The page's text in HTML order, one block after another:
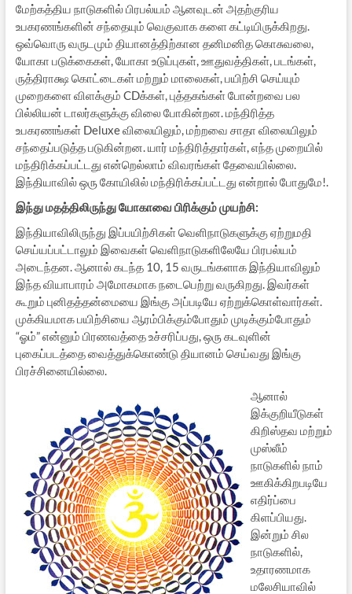
மேற்கத்திய நாடுகளில் பிரபல்யம் ஆனவுடன் அதற்குரிய
உபகரணங்களின் சந்தையும் வெகுவாக களை கட்டியிருக்கிறது.
ஒவ்வொரு வருடமும் தியானத்திற்கான தனிமனித கொசுவலை,
யோகா படுக்கைகள், யோகா உடுப்புகள், ஊதுவத்திகள், படங்கள்,
ருத்திராக்ஷ கொட்டைகள் மற்றும் மாலைகள், பயிற்சி செய்யும்
முறைகளை விளக்கும் CDக்கள், புத்தகங்கள் போன்றவை பல
பில்லியன் டாலர்களுக்கு விலை போகின்றன. மந்திரித்த
உபகரணங்கள் Deluxe விலையிலும், மற்றவை சாதா விலையிலும்
சந்தைப்படுத்த படுகின்றன. யார் மந்திரித்தார்கள், எந்த முறையில்
மந்திரிக்கப்பட்டது என்றெல்லாம் விவரங்கள் தேவையில்லை.
இந்தியாவில் ஒரு கோயிலில் மந்திரிக்கப்பட்டது என்றால் போதுமே!.
இந்து மதத்திலிருந்து யோகாவை பிரிக்கும் முயற்சி:
இந்தியாவிலிருந்து இப்பயிற்சிகள் வெளிநாடுகளுக்கு ஏற்றுமதி
செய்யப்பட்டாலும் இவைகள் வெளிநாடுகளிலேயே பிரபல்யம்
அடைந்தன. ஆனால் கடந்த 10, 15 வருடங்களாக இந்தியாவிலும்
இந்த வியாபாரம் அமோகமாக நடைபெற்று வருகிறது. இவர்கள்
கூறும் புனிதத்தன்மையை இங்கு அப்படியே ஏற்றுக்கொள்வார்கள்.
முக்கியமாக பயிற்சியை ஆரம்பிக்கும்போதும் முடிக்கும்போதும்
“ஓம்” என்னும் பிரணவத்தை உச்சரிப்பது, ஒரு கடவுளின்
புகைப்படத்தை வைத்துக்கொண்டு தியானம் செய்வது இங்கு
பிரச்சினையில்லை.
ஆனால்
இக்குறியீடுகள்
கிறிஸ்தவ மற்றும்
முஸ்லீம்
நாடுகளில் நாம்
ஊகிக்கிறபடியே
எதிர்ப்பை
கிளப்பியது.
இன்றும் சில
நாடுகளில்,
உதாரணமாக
மலேசியாவில்